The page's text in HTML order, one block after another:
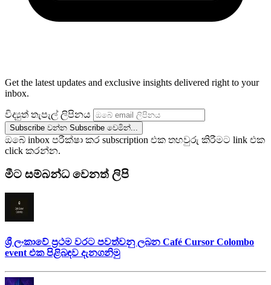
Get the latest updates and exclusive insights delivered right to your
inbox.
විද්‍යුත් තැපැල් ලිපිනය
Subscribe වන්න Subscribe වෙමින්...
ඔබේ inbox පරීක්ෂා කර subscription එක තහවුරු කිරීමට link එක
click කරන්න.
මීට සම්බන්ධ වෙනත් ලිපි
ශ්‍රී ලංකාවේ ප්‍රථම වරට පවත්වනු ලබන Café Cursor Colombo
event එක පිළිබඳව දැනගනිමු